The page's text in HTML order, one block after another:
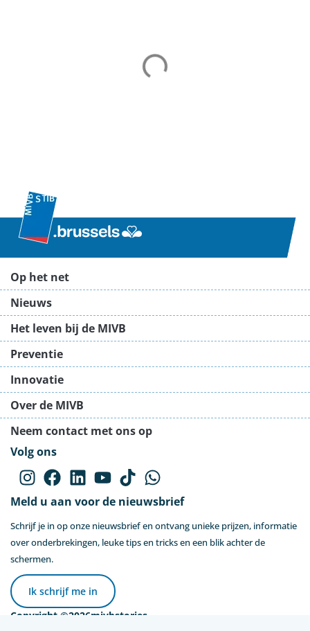
Op het net
Nieuws
Het leven bij de MIVB
Preventie
Innovatie
Over de MIVB
Neem contact met ons op
Volg ons
Meld u aan voor de nieuwsbrief
Schrijf je in op onze nieuwsbrief en ontvang unieke prijzen, informatie
over onderbrekingen, leuke tips en tricks en een blik achter de
schermen.
Ik schrijf me in
Copyright ©2026mivbstories